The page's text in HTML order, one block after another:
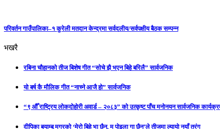
परिवर्तन गाउँपालिका–१ कुरेली मतदान केन्द्रमा सर्वदलीय/सर्वपक्षीय बैठक सम्पन्न
भखरै
रबिना चौहानको तीज बिशेष गीत “सोचे झै भएन बिहे बरिलै” सार्वजनिक
यो बर्ष कै मौलिक गीत “नाच्ने आजै हो” सार्वजनिक
“९ औँ राष्ट्रिय लोकदोहोरी अवार्ड – २०८३” को उत्कृष्ट पाँच मनोनयन सार्वजनिक
दीपिका बयाम्बु मगरको ‘मेरो बिहे भा छैन, म पोइला गा छैन’ले तीजमा ल्यायो नयाँ तरंग